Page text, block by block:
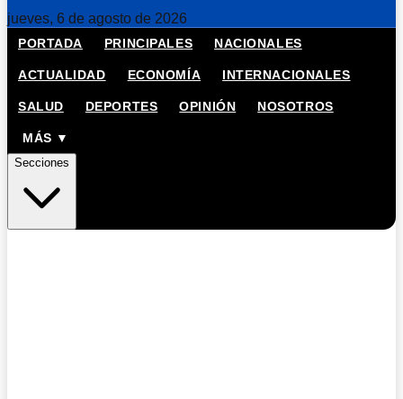
jueves, 6 de agosto de 2026
PORTADA PRINCIPALES NACIONALES
ACTUALIDAD ECONOMÍA INTERNACIONALES
SALUD DEPORTES OPINIÓN NOSOTROS
MÁS ▼
Secciones